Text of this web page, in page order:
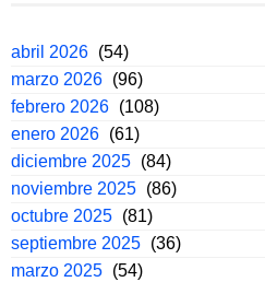
abril 2026 (54)
marzo 2026 (96)
febrero 2026 (108)
enero 2026 (61)
diciembre 2025 (84)
noviembre 2025 (86)
octubre 2025 (81)
septiembre 2025 (36)
marzo 2025 (54)